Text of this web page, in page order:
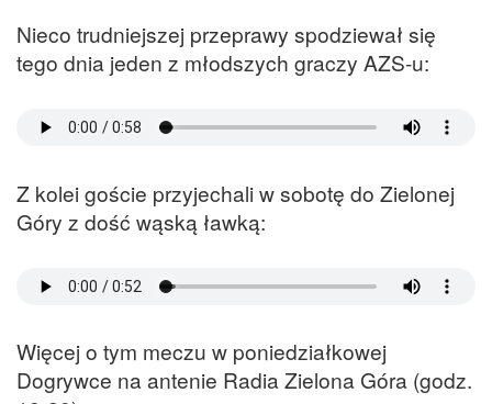
Nieco trudniejszej przeprawy spodziewał się
tego dnia jeden z młodszych graczy AZS-u:
Z kolei goście przyjechali w sobotę do Zielonej
Góry z dość wąską ławką:
Więcej o tym meczu w poniedziałkowej
Dogrywce na antenie Radia Zielona Góra (godz.